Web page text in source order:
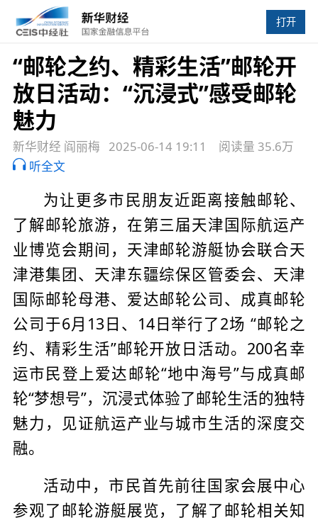
打开
“邮轮之约、精彩生活”邮轮开
放日活动：“沉浸式”感受邮轮
魅力
新华财经 阎丽梅 2025-06-14 19:11
阅读量 35.6万
听全文
为让更多市民朋友近距离接触邮轮、
了解邮轮旅游，在第三届天津国际航运产
业博览会期间，天津邮轮游艇协会联合天
津港集团、天津东疆综保区管委会、天津
国际邮轮母港、爱达邮轮公司、成真邮轮
公司于6月13日、14日举行了2场 “邮轮之
约、精彩生活”邮轮开放日活动。200名幸
运市民登上爱达邮轮“地中海号”与成真邮
轮“梦想号”，沉浸式体验了邮轮生活的独特
魅力，见证航运产业与城市生活的深度交
融。
活动中，市民首先前往国家会展中心
参观了邮轮游艇展览，了解了邮轮相关知